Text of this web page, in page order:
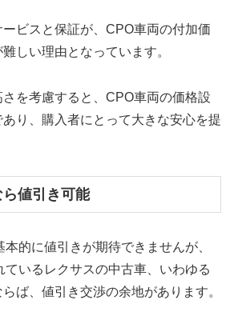
ビスと保証が、CPO車両の付加価
しい理由となっています。
を考慮すると、CPO車両の価格設
り、購入者にとって大きな安心を提
値引き可能
的に値引きが期待できませんが、
ているレクサスの中古車、いわゆる
らば、値引き交渉の余地があります。